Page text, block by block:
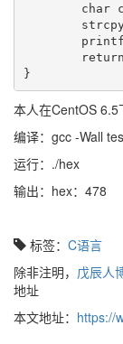
char
printf("hex
return
本人在CentOS 6.5
编译：gcc -Wall
运行：./hex
输出：hex：478
标签： C语言
除非注明， 戊辰人
地址
本文地址： https://